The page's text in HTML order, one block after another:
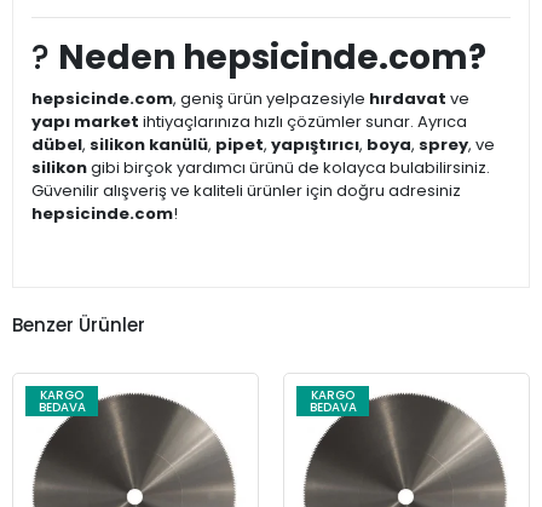
? Neden hepsicinde.com?
hepsicinde.com, geniş ürün yelpazesiyle hırdavat ve
yapı market ihtiyaçlarınıza hızlı çözümler sunar. Ayrıca
dübel, silikon kanülü, pipet, yapıştırıcı, boya, sprey, ve
silikongibi birçok yardımcı ürünü de kolayca bulabilirsiniz.
Güvenilir alışveriş ve kaliteli ürünler için doğru adresiniz
hepsicinde.com!
Benzer Ürünler
KARGO
BEDAVA
KARGO
BEDAVA